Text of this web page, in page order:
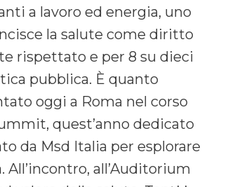
a lavoro ed energia, uno
la salute come diritto
rispettato e per 8 su dieci
pubblica. È quanto
oggi a Roma nel corso
quest’anno dedicato
da Msd Italia per esplorare
all’Auditorium